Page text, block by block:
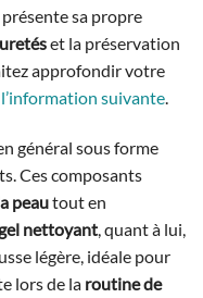
sa propre
et la préservation
approfondir votre
l’information suivante
général sous forme
Ces composants
peautout en
nettoyant , quant à lui,
légère, idéale pour
lors de la routine de